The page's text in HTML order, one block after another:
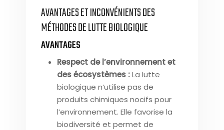
AVANTAGES ET INCONVÉNIENTS DES
MÉTHODES DE LUTTE BIOLOGIQUE
AVANTAGES
Respect de l’environnement et
des écosystèmes :La lutte
biologique n’utilise pas de
produits chimiques nocifs pour
l’environnement. Elle favorise la
biodiversité et permet de